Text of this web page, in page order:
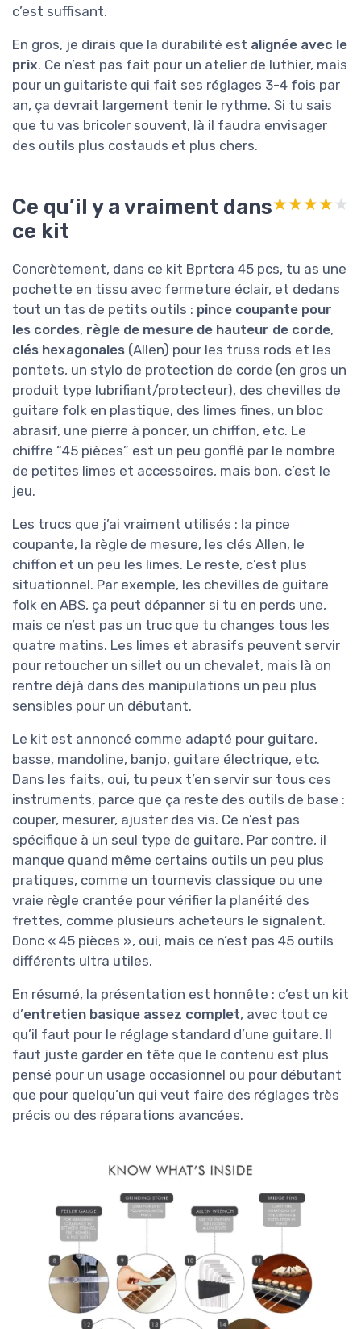
c’est suffisant.
En gros, je dirais que la durabilité est alignée avec le
prix. Ce n’est pas fait pour un atelier de luthier, mais
pour un guitariste qui fait ses réglages 3-4 fois par
an, ça devrait largement tenir le rythme. Si tu sais
que tu vas bricoler souvent, là il faudra envisager
des outils plus costauds et plus chers.
Ce qu’il y a vraiment dans
ce kit
★★★★★
★★★★★
Concrètement, dans ce kit Bprtcra 45 pcs, tu as une
pochette en tissu avec fermeture éclair, et dedans
tout un tas de petits outils : pince coupante pour
les cordes, règle de mesure de hauteur de corde,
clés hexagonales (Allen) pour les truss rods et les
pontets, un stylo de protection de corde (en gros un
produit type lubrifiant/protecteur), des chevilles de
guitare folk en plastique, des limes fines, un bloc
abrasif, une pierre à poncer, un chiffon, etc. Le
chiffre “45 pièces” est un peu gonflé par le nombre
de petites limes et accessoires, mais bon, c’est le
jeu.
Les trucs que j’ai vraiment utilisés : la pince
coupante, la règle de mesure, les clés Allen, le
chiffon et un peu les limes. Le reste, c’est plus
situationnel. Par exemple, les chevilles de guitare
folk en ABS, ça peut dépanner si tu en perds une,
mais ce n’est pas un truc que tu changes tous les
quatre matins. Les limes et abrasifs peuvent servir
pour retoucher un sillet ou un chevalet, mais là on
rentre déjà dans des manipulations un peu plus
sensibles pour un débutant.
Le kit est annoncé comme adapté pour guitare,
basse, mandoline, banjo, guitare électrique, etc.
Dans les faits, oui, tu peux t’en servir sur tous ces
instruments, parce que ça reste des outils de base :
couper, mesurer, ajuster des vis. Ce n’est pas
spécifique à un seul type de guitare. Par contre, il
manque quand même certains outils un peu plus
pratiques, comme un tournevis classique ou une
vraie règle crantée pour vérifier la planéité des
frettes, comme plusieurs acheteurs le signalent.
Donc « 45 pièces », oui, mais ce n’est pas 45 outils
différents ultra utiles.
En résumé, la présentation est honnête : c’est un kit
d’entretien basique assez complet, avec tout ce
qu’il faut pour le réglage standard d’une guitare. Il
faut juste garder en tête que le contenu est plus
pensé pour un usage occasionnel ou pour débutant
que pour quelqu’un qui veut faire des réglages très
précis ou des réparations avancées.